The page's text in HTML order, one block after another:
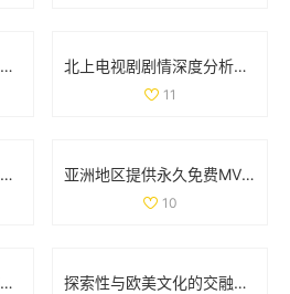
18k金镶嵌与重量1835mb的珠宝首饰新探讨 北上电视剧剧情深度分析，揭示角色命运与情感纠葛的多重层次
11
春节期间酒店预订攻略，为您的旅行提供最佳住宿选择与建议 亚洲地区提供永久免费MV观看的网站推荐和入口分享
10
短视频崛起：如何在新媒体时代吸引更多观众和流量 探索性与欧美文化的交融视频，带你领略不同风情的魅力之旅